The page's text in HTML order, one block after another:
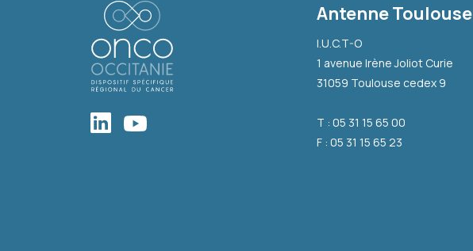
Antenne Toulouse
I.U.C.T-O
1 avenue Irène Joliot Curie
31059 Toulouse cedex 9
T : 05 31 15 65 00
F : 05 31 15 65 23